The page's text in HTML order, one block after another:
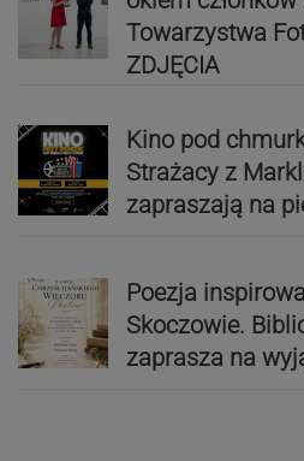
Towarzystwa
ZDJĘCIA
Kino pod
Strażacy z
zapraszają na
Poezja
Skoczowie.
zaprasza na